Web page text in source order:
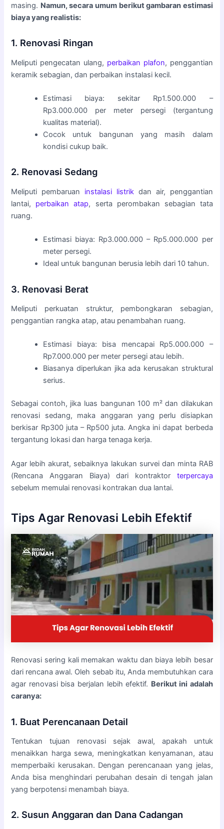
masing. Namun, secara umum berikut gambaran estimasi
biaya yang realistis:
1. Renovasi Ringan
Meliputi pengecatan ulang, perbaikan plafon, penggantian
keramik sebagian, dan perbaikan instalasi kecil.
Estimasi biaya: sekitar Rp1.500.000 –
Rp3.000.000 per meter persegi (tergantung
kualitas material).
Cocok untuk bangunan yang masih dalam
kondisi cukup baik.
2. Renovasi Sedang
Meliputi pembaruan instalasi listrik dan air, penggantian
lantai, perbaikan atap, serta perombakan sebagian tata
ruang.
Estimasi biaya: Rp3.000.000 – Rp5.000.000 per
meter persegi.
Ideal untuk bangunan berusia lebih dari 10 tahun.
3. Renovasi Berat
Meliputi perkuatan struktur, pembongkaran sebagian,
penggantian rangka atap, atau penambahan ruang.
Estimasi biaya: bisa mencapai Rp5.000.000 –
Rp7.000.000 per meter persegi atau lebih.
Biasanya diperlukan jika ada kerusakan struktural
serius.
Sebagai contoh, jika luas bangunan 100 m² dan dilakukan
renovasi sedang, maka anggaran yang perlu disiapkan
berkisar Rp300 juta – Rp500 juta. Angka ini dapat berbeda
tergantung lokasi dan harga tenaga kerja.
Agar lebih akurat, sebaiknya lakukan survei dan minta RAB
(Rencana Anggaran Biaya) dari kontraktor terpercaya
sebelum memulai renovasi kontrakan dua lantai.
Tips Agar Renovasi Lebih Efektif
Renovasi sering kali memakan waktu dan biaya lebih besar
dari rencana awal. Oleh sebab itu, Anda membutuhkan cara
agar renovasi bisa berjalan lebih efektif. Berikut ini adalah
caranya:
1. Buat Perencanaan Detail
Tentukan tujuan renovasi sejak awal, apakah untuk
menaikkan harga sewa, meningkatkan kenyamanan, atau
memperbaiki kerusakan. Dengan perencanaan yang jelas,
Anda bisa menghindari perubahan desain di tengah jalan
yang berpotensi menambah biaya.
2. Susun Anggaran dan Dana Cadangan